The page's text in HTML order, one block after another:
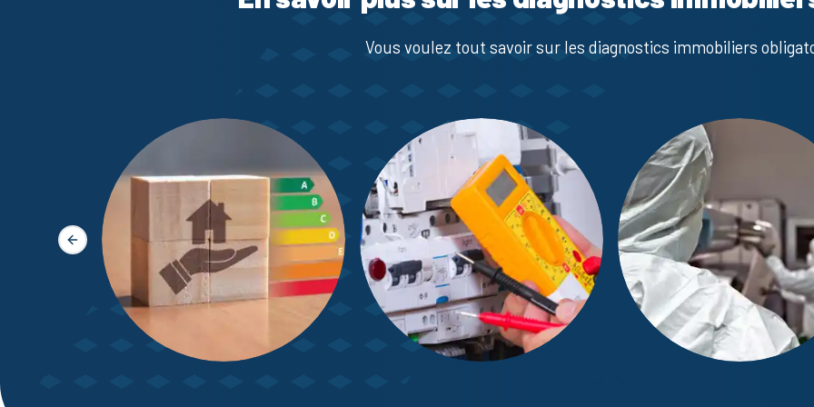
Vous voulez tout savoir sur les diagnostics immobiliers
Slide précédente